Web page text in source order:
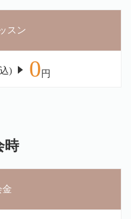
スン
) 0円
時
金